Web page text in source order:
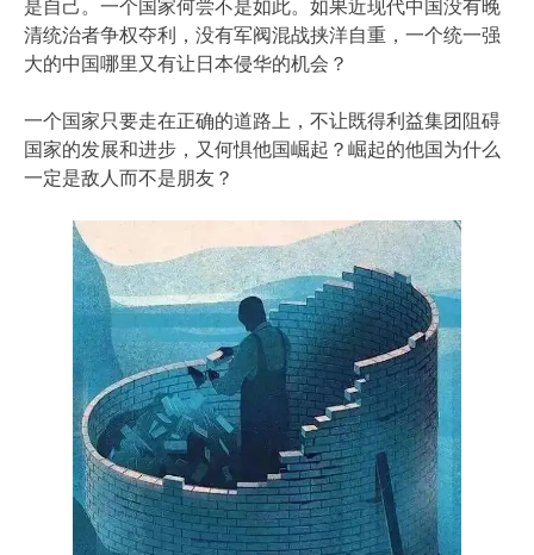
是自己。一个国家何尝不是如此。如果近现代中国没有晚
清统治者争权夺利，没有军阀混战挟洋自重，一个统一强
大的中国哪里又有让日本侵华的机会？
一个国家只要走在正确的道路上，不让既得利益集团阻碍
国家的发展和进步，又何惧他国崛起？崛起的他国为什么
一定是敌人而不是朋友？